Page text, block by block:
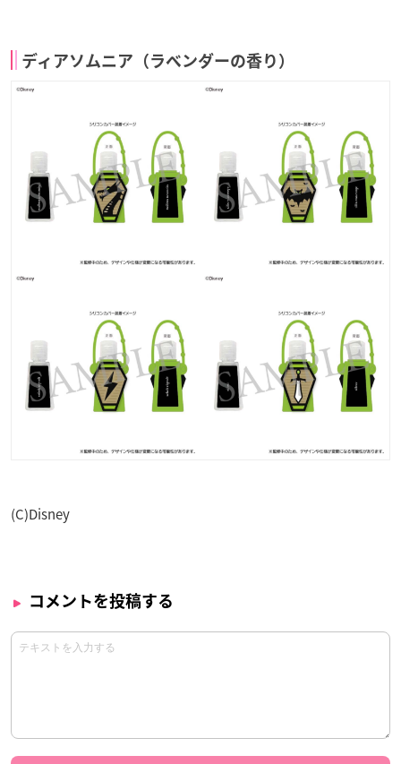
ディアソムニア（ラベンダーの香り）
(C)Disney
コメントを投稿する